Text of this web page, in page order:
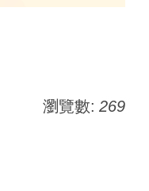
瀏覽數: 269